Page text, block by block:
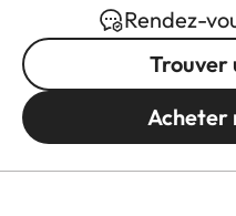
Rendez-
Trouver
Acheter